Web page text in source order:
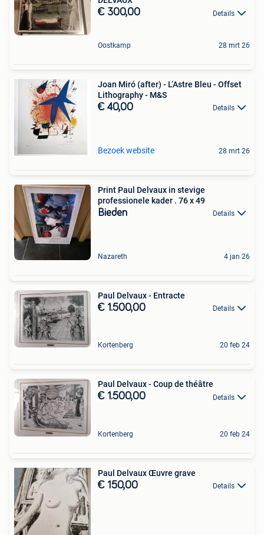
€ 300,00 Details
Oostkamp 28 mrt 26
Joan Miró (after) - L’Astre Bleu - Offset
Lithography - M&S
€ 40,00 Details
Bezoek website 28 mrt 26
Print Paul Delvaux in stevige
professionele kader . 76 x 49
Bieden Details
Nazareth 4 jan 26
Paul Delvaux - Entracte
€ 1.500,00 Details
Kortenberg 20 feb 24
Paul Delvaux - Coup de théâtre
€ 1.500,00 Details
Kortenberg 20 feb 24
Paul Delvaux Œuvre grave
€ 150,00 Details